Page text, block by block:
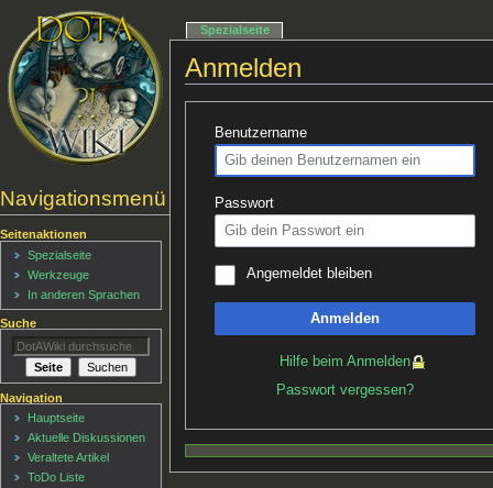
Anmelden
Benutzername
Passwort
Angemeldet bleiben
Anmelden
Hilfe beim Anmelden
Passwort vergessen?
Navigationsmenü
Spezialseite
Seitenaktionen
Spezialseite
Werkzeuge
In anderen Sprachen
Suche
Navigation
Hauptseite
Aktuelle Diskussionen
Veraltete Artikel
ToDo Liste